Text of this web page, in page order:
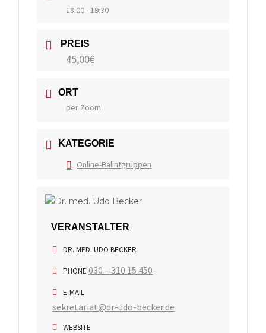
18:00 - 19:30
PREIS
45,00€
ORT
per Zoom
KATEGORIE
Online-Balintgruppen
VERANSTALTER
DR. MED. UDO BECKER
PHONE 030 – 310 15 450
E-MAIL
sekretariat@dr-udo-becker.de
WEBSITE